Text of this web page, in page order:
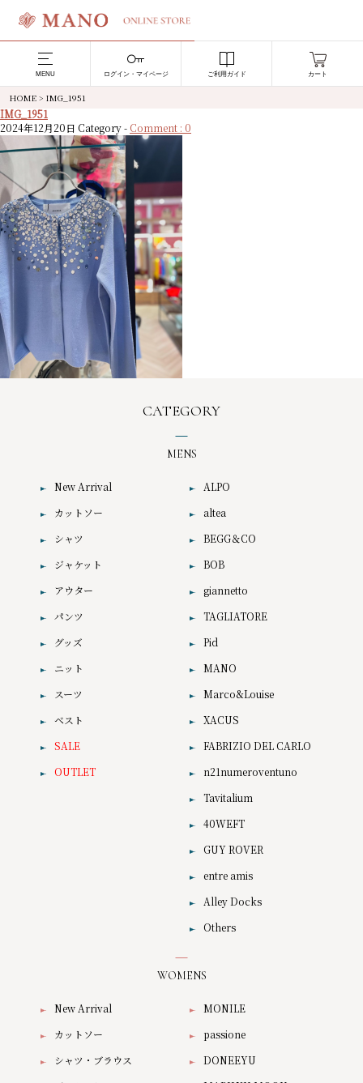
MENU ログイン・マイページ ご利用ガイド カート
HOME > IMG_1951
IMG_1951
2024年12月20日 Category - Comment : 0
CATEGORY
MENS
New Arrival
カットソー
シャツ
ジャケット
アウター
パンツ
グッズ
ニット
スーツ
ベスト
SALE
OUTLET
ALPO
altea
BEGG＆CO
BOB
giannetto
TAGLIATORE
Pid
MANO
Marco&Louise
XACUS
FABRIZIO DEL CARLO
n21numeroventuno
Tavitalium
40WEFT
GUY ROVER
entre amis
Alley Docks
Others
WOMENS
New Arrival
カットソー
シャツ・ブラウス
MONILE
passione
DONEEYU